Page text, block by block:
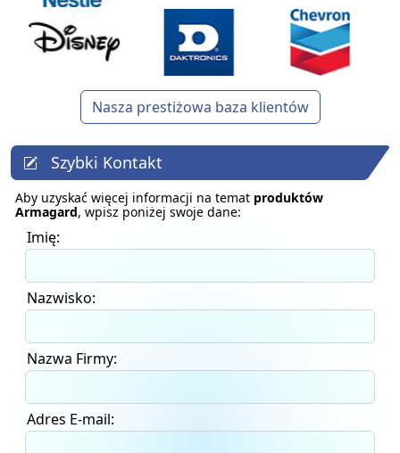
Nasza prestiżowa baza klientów
Szybki Kontakt
Aby uzyskać więcej informacji na temat produktów
Armagard, wpisz poniżej swoje dane:
Imię:
Nazwisko:
Nazwa Firmy:
Adres E-mail: